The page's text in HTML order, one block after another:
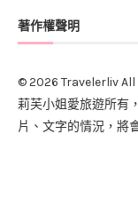
著作權聲明
© 2026 Travelerliv
莉芙小姐愛旅遊所有
片、文字的情況，將